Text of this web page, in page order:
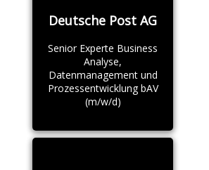
Deutsche Post AG
Senior Experte Business
Analyse,
Datenmanagement und
Prozessentwicklung bAV
(m/w/d)